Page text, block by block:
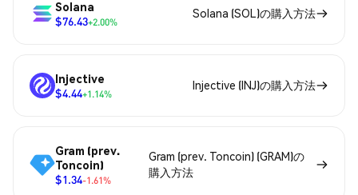
Solana
$76.43+2.00%
Solana (SOL)の購入方法
Injective
$4.44+1.14%
Injective (INJ)の購入方法
Gram (prev.
Toncoin)
$1.34-1.61%
Gram (prev. Toncoin) (GRAM)の
購入方法